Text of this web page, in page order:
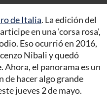
de Italia. La edición del
en una 'corsa rosa',
Eso ocurrió en 2016,
Nibali y quedó
el panorama es un
de hacer algo grande
jueves 2 de mayo.